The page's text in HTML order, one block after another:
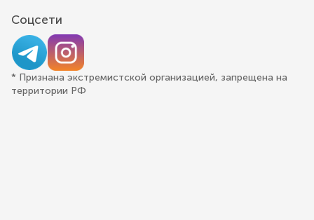
Соцсети
* Признана экстремистской организацией, запрещена на
территории РФ